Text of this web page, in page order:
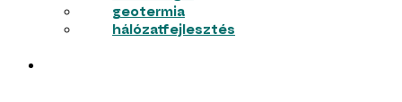
geotermia
hálózatfejlesztés